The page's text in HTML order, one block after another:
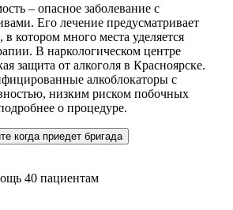
– опасное заболевание с
Его лечение предусматривает
котором много места уделяется
В наркологическом центре
защита от алкоголя в Красноярске.
алкоблокаторы с
низким риском побочных
о процедуре.
когда приедет бригада
40 пациентам